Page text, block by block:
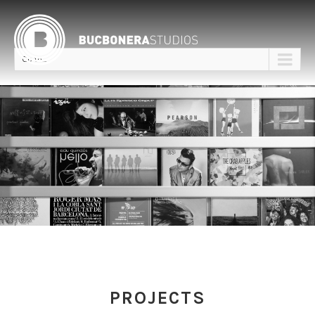
Go to...
PROJECTS